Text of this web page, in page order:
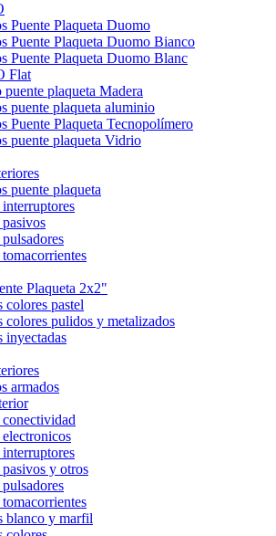
Puente Plaqueta Duomo
Puente Plaqueta Duomo Bianco
Puente Plaqueta Duomo Blanc
Flat
plaqueta Madera
puente plaqueta aluminio
Puente Plaqueta Tecnopolímero
puente plaqueta Vidrio
puente plaqueta
Plaqueta 2x2"
colores pastel
colores pulidos y metalizados
inyectadas
armados
y otros
blanco y marfil